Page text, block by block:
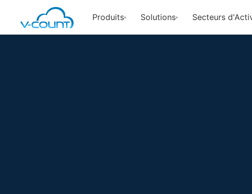
Produits▾ Solutions▾ Secteurs